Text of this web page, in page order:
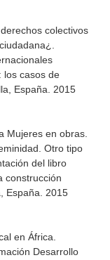
colectivos
los casos de
España. 2015
Mujeres en obras.
Otro tipo
del libro
construcción
España. 2015
en África.
Desarrollo